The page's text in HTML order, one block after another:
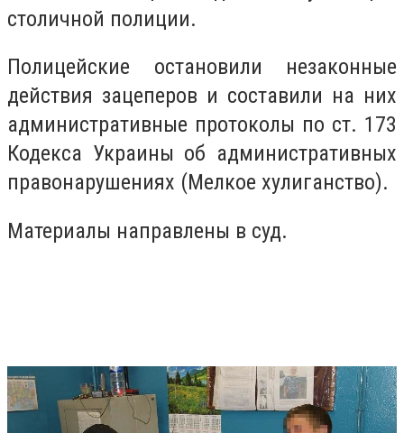
столичной полиции.
Полицейские остановили незаконные
действия зацеперов и составили на них
административные протоколы по ст. 173
Кодекса Украины об административных
правонарушениях (Мелкое хулиганство).
Материалы направлены в суд.